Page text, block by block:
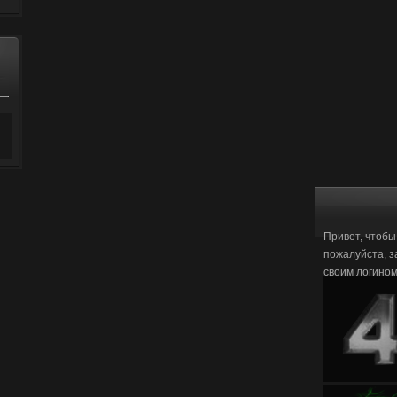
Привет,
пожалуйста,
своим логином